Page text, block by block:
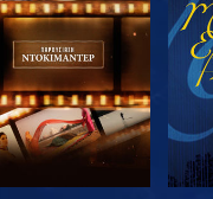
ΣΕΙΡΑ